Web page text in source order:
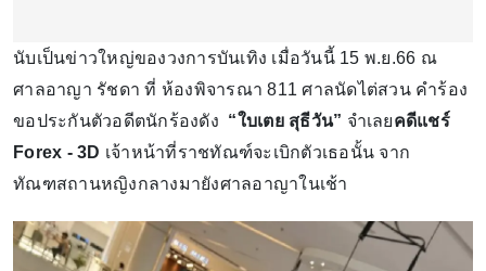
นับเป็นข่าวใหญ่ของวงการบันเทิง เมื่อวันนี้ 15 พ.ย.66 ณ
ศาลอาญา รัชดา ที่ ห้องพิจารณา 811 ศาลนัดไต่สวน คำร้อง
ขอประกันตัวอดีตนักร้องดัง “ใบเตย สุธีวัน” จำเลยคดีแชร์
Forex - 3D เจ้าหน้าที่ราชทัณฑ์จะเบิกตัวเธอนั้น จาก
ทัณฑสถานหญิงกลางมายังศาลอาญาในเช้า